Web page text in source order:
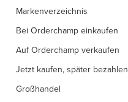
Markenverzeichnis
Bei Orderchamp einkaufen
Auf Orderchamp verkaufen
Jetzt kaufen, später bezahlen
Großhandel